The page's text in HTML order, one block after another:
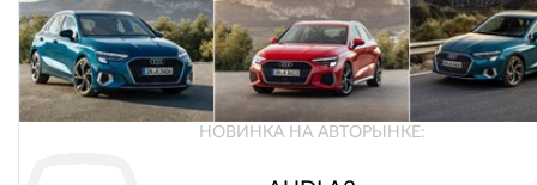
НОВИНКА НА АВТОРЫНКЕ: